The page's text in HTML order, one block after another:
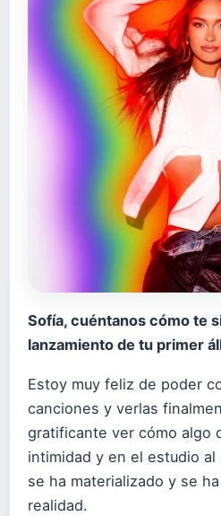
Sofía, cuéntanos cómo te
lanzamiento de tu primer á
Estoy muy feliz de poder
canciones y verlas
gratificante ver cómo algo
intimidad y en el estudio
se ha materializado y se
realidad.